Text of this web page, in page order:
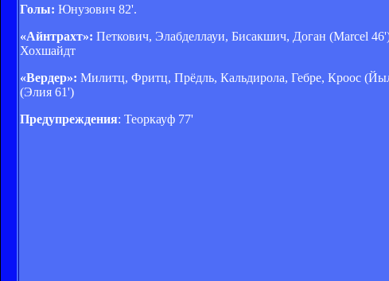
Голы: Юнузович 82'.
«Айнтрахт»: Петкович, Элабделлауи, Бисакшич, Доган (Marcel
Хохшайдт
«Вердер»: Милитц, Фритц, Прёдль, Кальдирола, Гебре, Кроос
(Элия 61')
Предупреждения: Теоркауф 77'